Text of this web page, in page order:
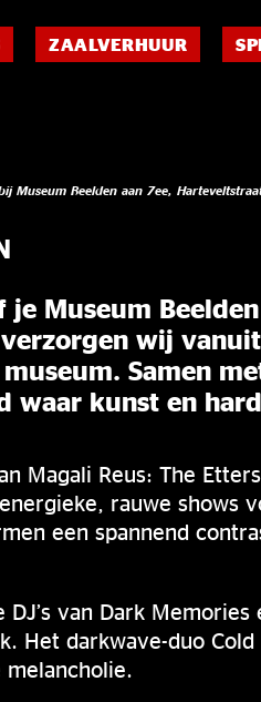
ZAALVERHUUR
Museum Beelden aan Zee,
Museum
wij
Samen
waar kunst en
Magali Reus: The
rauwe shows
een spannend
van Dark
Het darkwave-duo